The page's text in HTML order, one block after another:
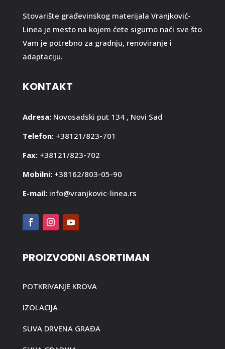
Stovarište građevinskog materijala Vranjković-
Linea je mesto na kojem ćete sigurno naći sve što
Vam je potrebno za gradnju, renoviranje i
adaptaciju.
KONTAKT
Adresa: Novosadski put 134 , Novi Sad
Telefon: +38121/823-701
Fax: +38121/823-702
Mobilni: +38162/803-05-90
E-mail: info@vranjkovic-linea.rs
PROIZVODNI ASORTIMAN
POTKRIVANJE KROVA
IZOLACIJA
SUVA DRVENA GRAĐA